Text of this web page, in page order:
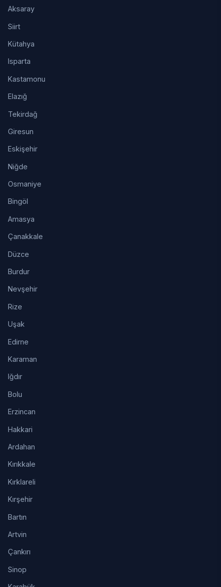
Aksaray
Siirt
Kütahya
Isparta
Kastamonu
Elazığ
Tekirdağ
Giresun
Eskişehir
Niğde
Osmaniye
Bingöl
Amasya
Çanakkale
Düzce
Burdur
Nevşehir
Rize
Uşak
Edirne
Karaman
Iğdır
Bolu
Erzincan
Hakkari
Ardahan
Kırıkkale
Kırklareli
Kırşehir
Bartın
Artvin
Çankırı
Sinop